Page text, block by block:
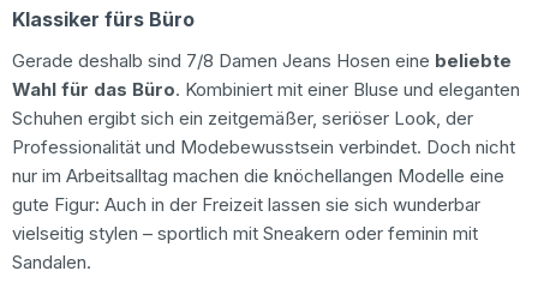
Klassiker fürs Büro
Gerade deshalb sind 7/8 Damen Jeans Hosen eine beliebte
Wahl für das Büro. Kombiniert mit einer Bluse und eleganten
Schuhen ergibt sich ein zeitgemäßer, seriöser Look, der
Professionalität und Modebewusstsein verbindet. Doch nicht
nur im Arbeitsalltag machen die knöchellangen Modelle eine
gute Figur: Auch in der Freizeit lassen sie sich wunderbar
vielseitig stylen – sportlich mit Sneakern oder feminin mit
Sandalen.